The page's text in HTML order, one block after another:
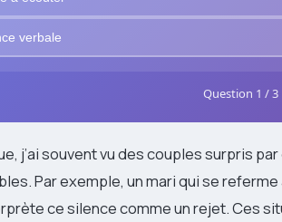
verbale
Question 1 / 3
j’ai souvent vu des couples surpris
Par exemple, un mari qui se
ce silence comme un rejet. Ces